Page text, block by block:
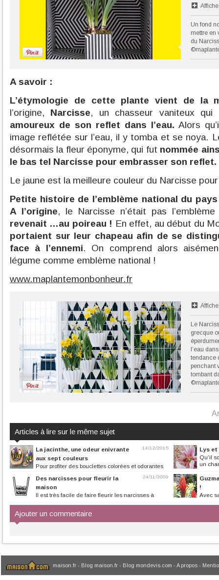
Un fond
mettre en
du
A savoir :
L’étymologie de cette plante vient de la
l’origine, Narcisse, un chasseur vaniteux
amoureux de son reflet dans l’eau. Alors
image reflétée sur l’eau, il y tomba et se noya.
désormais la fleur éponyme, qui fut nommée
le bas tel Narcisse pour embrasser son reflet.
Le jaune est la meilleure couleur du Narcisse
Petite histoire de l’emblème national du
A l’origine, le Narcisse n’était pas
revenait …au poireau ! En effet, au début du
portaient sur leur chapeau afin de se
face à l’ennemi. On comprend alors
légume comme emblème national !
www.maplantemonbonheur.fr
Le
grecque
l’eau
tendance
penchant
tombant
Articles à lire sur le même sujet
14/12/2015
La jacinthe, une odeur enivrante
aux sept couleurs
Pour profiter des bouclettes colorées et odorantes
Lys et
Qu’il
un
24/11/2009
Des narcisses pour fleurir la
maison
Il est très facile de faire fleurir les narcisses à
!
Avec
Ajouter un commentaire
maison.fr - Blog maison.fr - Blog mondevis.com - A propos -